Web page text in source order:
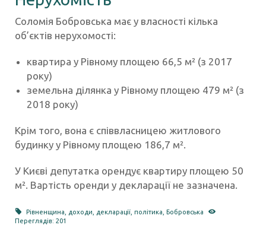
Соломія Бобровська має у власності кілька
об’єктів нерухомості:
квартира у Рівному площею 66,5 м² (з 2017
року)
земельна ділянка у Рівному площею 479 м² (з
2018 року)
Крім того, вона є співвласницею житлового
будинку у Рівному площею 186,7 м².
У Києві депутатка орендує квартиру площею 50
м². Вартість оренди у декларації не зазначена.
Рівненщина доходи декларації ,політика ,Бобровська
Переглядів: 201